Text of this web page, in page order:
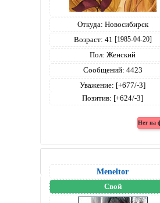
Откуда: Новосибирск
Возраст: 41 [1985-04-20]
Пол: Женский
Сообщений: 4423
Уважение: [+677/-3]
Позитив: [+624/-3]
Meneltоr
Свой